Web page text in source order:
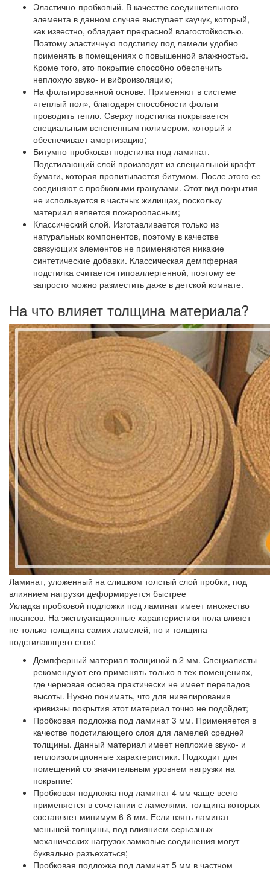
Эластично-пробковый. В качестве соединительного
элемента в данном случае выступает каучук, который,
как известно, обладает прекрасной влагостойкостью.
Поэтому эластичную подстилку под ламели удобно
применять в помещениях с повышенной влажностью.
Кроме того, это покрытие способно обеспечить
неплохую звуко- и виброизоляцию;
На фольгированной основе. Применяют в системе
«теплый пол», благодаря способности фольги
проводить тепло. Сверху подстилка покрывается
специальным вспененным полимером, который и
обеспечивает амортизацию;
Битумно-пробковая подстилка под ламинат.
Подстилающий слой производят из специальной крафт-
бумаги, которая пропитывается битумом. После этого ее
соединяют с пробковыми гранулами. Этот вид покрытия
не используется в частных жилищах, поскольку
материал является пожароопасным;
Классический слой. Изготавливается только из
натуральных компонентов, поэтому в качестве
связующих элементов не применяются никакие
синтетические добавки. Классическая демпферная
подстилка считается гипоаллергенной, поэтому ее
запросто можно разместить даже в детской комнате.
На что влияет толщина материала?
Ламинат, уложенный на слишком толстый слой пробки, под
влиянием нагрузки деформируется быстрее
Укладка пробковой подложки под ламинат имеет множество
нюансов. На эксплуатационные характеристики пола влияет
не только толщина самих ламелей, но и толщина
подстилающего слоя:
Демпферный материал толщиной в 2 мм. Специалисты
рекомендуют его применять только в тех помещениях,
где черновая основа практически не имеет перепадов
высоты. Нужно понимать, что для нивелирования
кривизны покрытия этот материал точно не подойдет;
Пробковая подложка под ламинат 3 мм. Применяется в
качестве подстилающего слоя для ламелей средней
толщины. Данный материал имеет неплохие звуко- и
теплоизоляционные характеристики. Подходит для
помещений со значительным уровнем нагрузки на
покрытие;
Пробковая подложка под ламинат 4 мм чаще всего
применяется в сочетании с ламелями, толщина которых
составляет минимум 6-8 мм. Если взять ламинат
меньшей толщины, под влиянием серьезных
механических нагрузок замковые соединения могут
буквально разъехаться;
Пробковая подложка под ламинат 5 мм в частном